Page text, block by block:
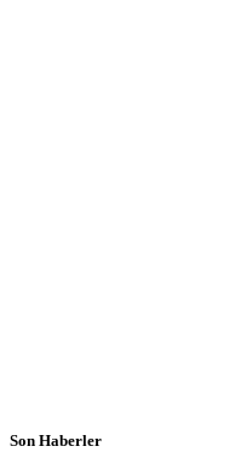
Son Haberler